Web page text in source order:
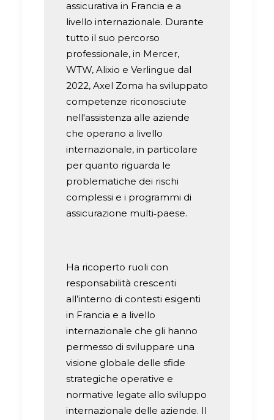
assicurativa in Francia e a
livello internazionale. Durante
tutto il suo percorso
professionale, in Mercer,
WTW, Alixio e Verlingue dal
2022, Axel Zoma ha sviluppato
competenze riconosciute
nell'assistenza alle aziende
che operano a livello
internazionale, in particolare
per quanto riguarda le
problematiche dei rischi
complessi e i programmi di
assicurazione multi‑paese.
Ha ricoperto ruoli con
responsabilità crescenti
all’interno di contesti esigenti
in Francia e a livello
internazionale che gli hanno
permesso di sviluppare una
visione globale delle sfide
strategiche operative e
normative legate allo sviluppo
internazionale delle aziende. Il